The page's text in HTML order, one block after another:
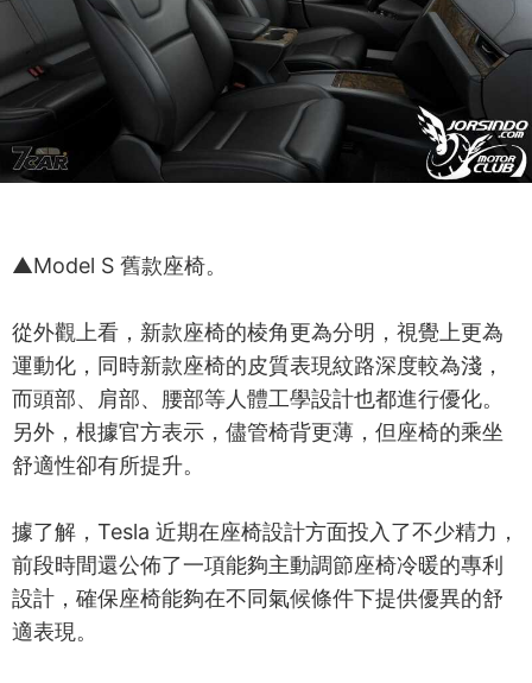
▲Model S 舊款座椅。
從外觀上看，新款座椅的棱角更為分明，視覺上更為
運動化，同時新款座椅的皮質表現紋路深度較為淺，
而頭部、肩部、腰部等人體工學設計也都進行優化。
另外，根據官方表示，儘管椅背更薄，但座椅的乘坐
舒適性卻有所提升。
據了解，Tesla 近期在座椅設計方面投入了不少精力，
前段時間還公佈了一項能夠主動調節座椅冷暖的專利
設計，確保座椅能夠在不同氣候條件下提供優異的舒
適表現。